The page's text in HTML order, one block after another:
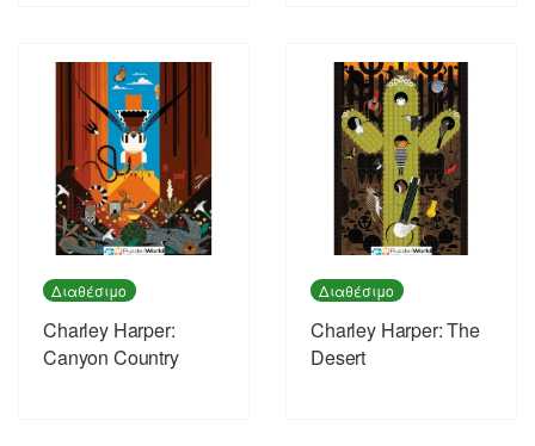
Διαθέσιμο
Charley Harper:
Canyon Country
Διαθέσιμο
Charley Harper: The
Desert